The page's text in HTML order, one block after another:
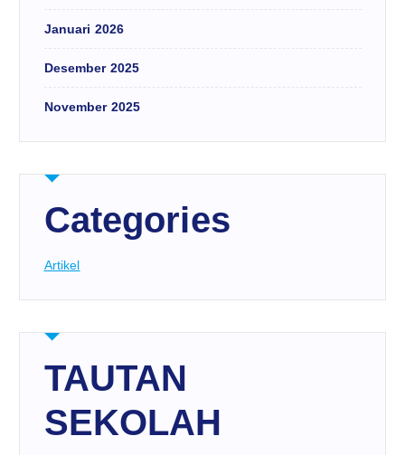
Januari 2026
Desember 2025
November 2025
Categories
Artikel
TAUTAN
SEKOLAH